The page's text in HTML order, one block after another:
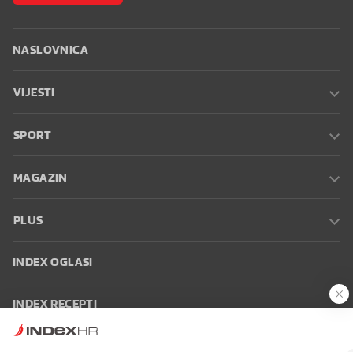
NASLOVNICA
VIJESTI
SPORT
MAGAZIN
PLUS
INDEX OGLASI
INDEX RECEPTI